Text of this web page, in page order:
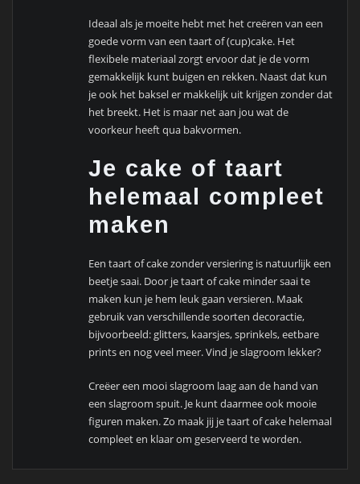
Ideaal als je moeite hebt met het creëren van een
goede vorm van een taart of (cup)cake. Het
flexibele materiaal zorgt ervoor dat je de vorm
gemakkelijk kunt buigen en rekken. Naast dat kun
je ook het baksel er makkelijk uit krijgen zonder dat
het breekt. Het is maar net aan jou wat de
voorkeur heeft qua bakvormen.
Je cake of taart
helemaal compleet
maken
Een taart of cake zonder versiering is natuurlijk een
beetje saai. Door je taart of cake minder saai te
maken kun je hem leuk gaan versieren. Maak
gebruik van verschillende soorten decoractie,
bijvoorbeeld: glitters, kaarsjes, sprinkels, eetbare
prints en nog veel meer. Vind je slagroom lekker?
Creëer een mooi slagroom laag aan de hand van
een slagroom spuit. Je kunt daarmee ook mooie
figuren maken. Zo maak jij je taart of cake helemaal
compleet en klaar om geserveerd te worden.